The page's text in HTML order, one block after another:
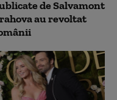
de Salvamont
au revoltat